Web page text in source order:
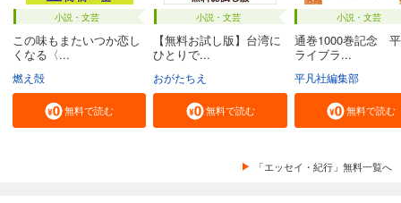
小説・文芸
この味もまたいつか恋し
くなる〈...
燃え殻
無料で読む
小説・文芸
【無料お試し版】台湾に
ひとりで...
おがたちえ
無料で読む
小説・文芸
通巻1000巻記念
ライブラ...
平凡社編集部
無料で読む
「エッセイ・紀行」無料一覧へ